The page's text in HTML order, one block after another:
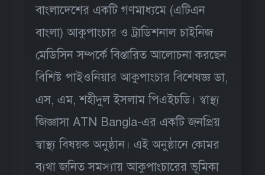
বাংলাদেশের একটি গণমাধ্যমে (এটিএন
বাংলা) আকুপাংচার ও ট্রাডিশনাল চাইনিজ
মেডিসিন সম্পর্কে বিস্তারিত আলোচনা করছেন
বিশিষ্ট পাইওনিয়ার আকুপাংচার বিশেষজ্ঞ ডা,
এস, এম, শহীদুল ইসলাম পিএইচডি। স্বাস্থ্য
জিজ্ঞাসা ATN Bangla-এর একটি জনপ্রিয়
স্বাস্থ্য বিষয়ক অনুষ্ঠান। এই অনুষ্ঠানে কোমর
ব্যথা জনিত সমস্যায় আকুপাংচারের ভূমিকা